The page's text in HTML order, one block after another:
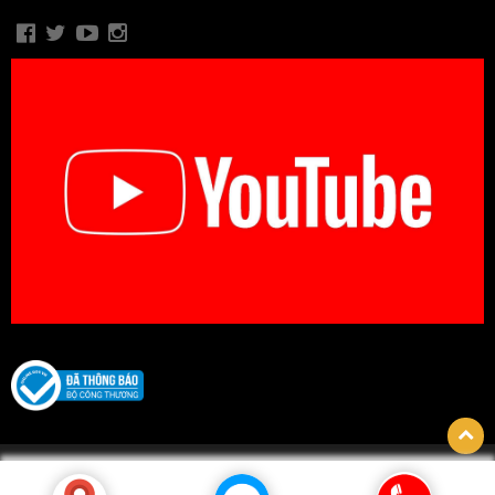
© Bản quyền thuộc về CÔNG TY TNHH BIDICA. Thiết kế bởi